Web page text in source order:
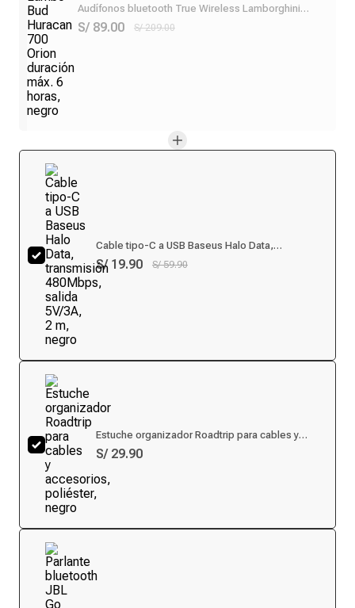
Audífonos bluetooth True Wireless Lamborghini
Lambo Bud Huracan 700 Orion duración máx. 6 horas,
negro
S/ 89.00 S/ 209.00
Cable tipo-C a USB Baseus Halo Data,
transmisión 480Mbps, salida 5V/3A, 2 m, negro
S/ 19.90 S/ 59.90
Estuche organizador Roadtrip para cables y
accesorios, poliéster, negro
S/ 29.90